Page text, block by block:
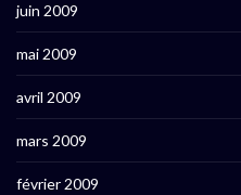
juin 2009
mai 2009
avril 2009
mars 2009
février 2009